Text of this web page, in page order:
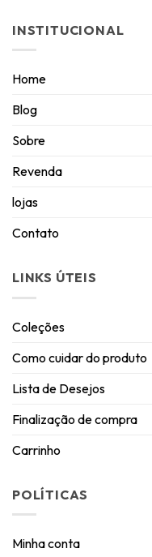
INSTITUCIONAL
Home
Blog
Sobre
Revenda
lojas
Contato
LINKS ÚTEIS
Coleções
Como cuidar do produto
Lista de Desejos
Finalização de compra
Carrinho
POLÍTICAS
Minha conta